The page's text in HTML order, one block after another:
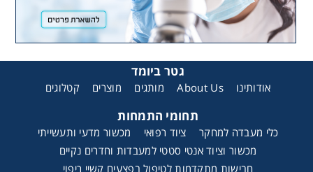
גטר ביומד
אודותינו About Us מותגים מוצרים קטלוגים
תחומי התמחות
כלי מעבדה למחקר ציוד רפואי
מכשור מדעי ותעשייתי
מכשור וציוד אנטי סטטי למעבדות וחדרים נקיים
חבישות מתקדמות לטיפול בפצעים קשיי ריפוי